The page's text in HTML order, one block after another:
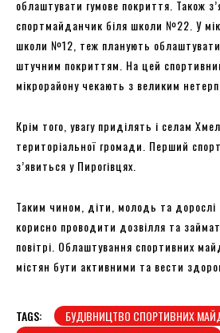
облаштувати гумове покриття. Також
спортмайданчик біля школи №22. У
школи №12, теж планують облаштувати
штучним покриттям. На цей
мікрорайону чекають з великим
Крім того, увагу приділять і селам
територіальної громади. Перший
з’явиться у Пирогівцях.
Таким чином, діти, молодь та
корисно проводити дозвілля та
повітрі. Облаштування спортивних
містян бути активними та вести
TAGS:
БУДІВНИЦТВО СПОРТИВНИХ